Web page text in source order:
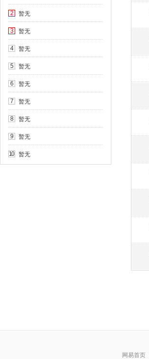
2 暂无
3 暂无
4 暂无
5 暂无
6 暂无
7 暂无
8 暂无
9 暂无
10 暂无
网易首页